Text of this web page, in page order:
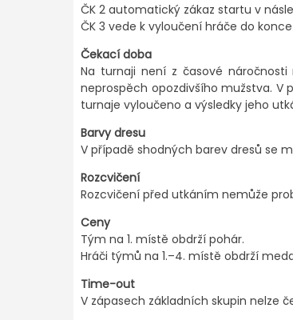
ČK 2 automatický zákaz startu v
ČK 3 vede k vyloučení hráče do
Čekací doba
Na turnaji není z časové
neprospěch opozdivšího mužstva.
turnaje vyloučeno a výsledky jeho
Barvy dresu
V případě shodných barev dresů se
Rozcvičení
Rozcvičení před utkáním nemůže
Ceny
Tým na 1. místě obdrží pohár.
Hráči týmů na 1.–4. místě obdrží
Time-out
V zápasech základních skupin nelze